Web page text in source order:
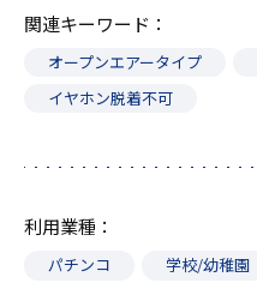
関連キーワード
オープンエアータイプ
イヤホン脱着不可
利用業種
パチンコ 学校/幼稚園